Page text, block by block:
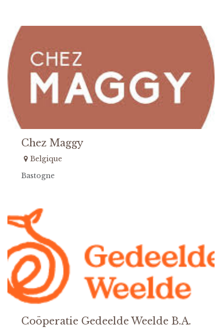
Chez Maggy
Belgique
Bastogne
Coöperatie Gedeelde Weelde B.A.